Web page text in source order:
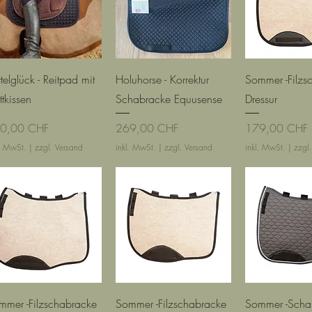
Schnellansicht
- Reitpad mit
CHF
MwSt. |zzgl. Versand
Schnellansicht
Holuhorse - Korrektur
Schabracke Equusense
Preis
269,00 CHF
inkl. MwSt. | zzgl. Versand
Sommer -
Dressur
Preis
179,00 CHF
inkl. MwSt. |
Schnellansicht
-Filzschabracke Schnellansicht
Sommer -Filzschabracke Sommer -